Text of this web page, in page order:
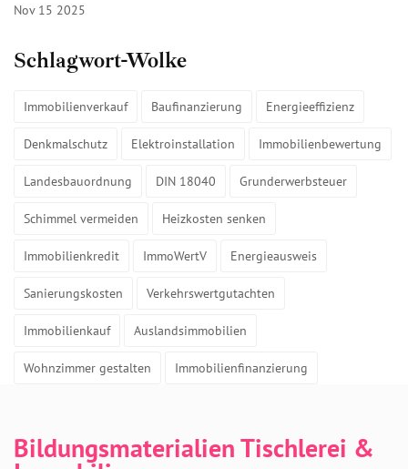
Nov 15 2025
Schlagwort-Wolke
Immobilienverkauf Baufinanzierung Energieeffizienz
Denkmalschutz Elektroinstallation Immobilienbewertung
Landesbauordnung DIN 18040 Grunderwerbsteuer
Schimmel vermeiden Heizkosten senken
Immobilienkredit ImmoWertV Energieausweis
Sanierungskosten Verkehrswertgutachten
Immobilienkauf Auslandsimmobilien
Wohnzimmer gestalten Immobilienfinanzierung
Bildungsmaterialien Tischlerei &